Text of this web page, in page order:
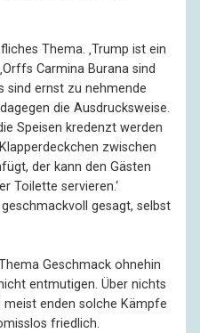
Thema. ‚Trump ist ein
Carmina Burana sind
sind ernst zu nehmende
die Ausdrucksweise.
Speisen kredenzt werden
zwischen
der kann den Gästen
Toilette servieren.‘
gesagt, selbst
Geschmack ohnehin
entmutigen. Über nichts
meist enden solche Kämpfe
friedlich.